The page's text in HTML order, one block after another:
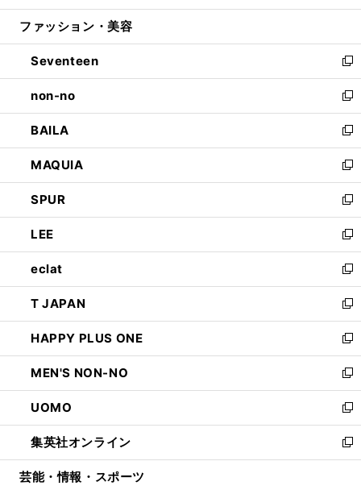
開
ウ
開
く
ン
ウ
で
開
く
ウ
ン
ド
ウ
で
開
く
ファッション・美容
Seventeen
新
し
い
ウ
ィ
ン
ド
ウ
で
開
く
non-no
新
し
い
ウ
ィ
ン
ド
ウ
で
開
く
BAILA
新
し
い
ウ
ィ
ン
ド
ウ
で
開
く
MAQUIA
新
し
い
ウ
ィ
ン
ド
ウ
で
開
く
SPUR
新
し
い
ウ
ィ
ン
ド
ウ
で
開
く
LEE
新
し
い
ウ
ィ
ン
ド
ウ
で
開
く
eclat
新
し
い
ウ
ィ
ン
ド
ウ
で
開
く
T JAPAN
新
し
い
ウ
ィ
ン
ド
ウ
で
開
HAPPY PLUS ONE
新
し
い
ウ
ィ
ン
ド
ウ
MEN'S NON-NO
新
し
い
ウ
ィ
ン
UOMO
新
し
い
ウ
集英社オンライン
新
し
芸能・情報・スポーツ